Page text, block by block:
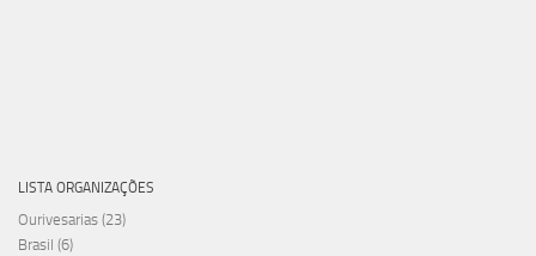
LISTA ORGANIZAÇÕES
Ourivesarias (23)
Brasil (6)